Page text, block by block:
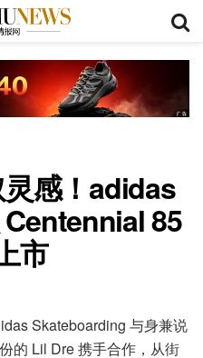
感！adidas
85
市
Skateboarding 与身兼说
的 Lil Dre 携手合作，从街